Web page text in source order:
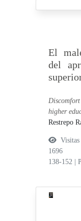
El
del
higher
Restrepo
1696
138-152
|